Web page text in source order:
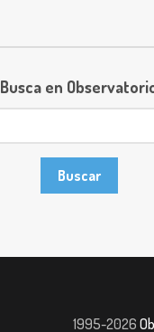
Busca en
1995-2026